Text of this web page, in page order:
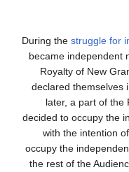
During the
became
Royalty
declared
later, a
decided to
with the
occupy the
the rest of